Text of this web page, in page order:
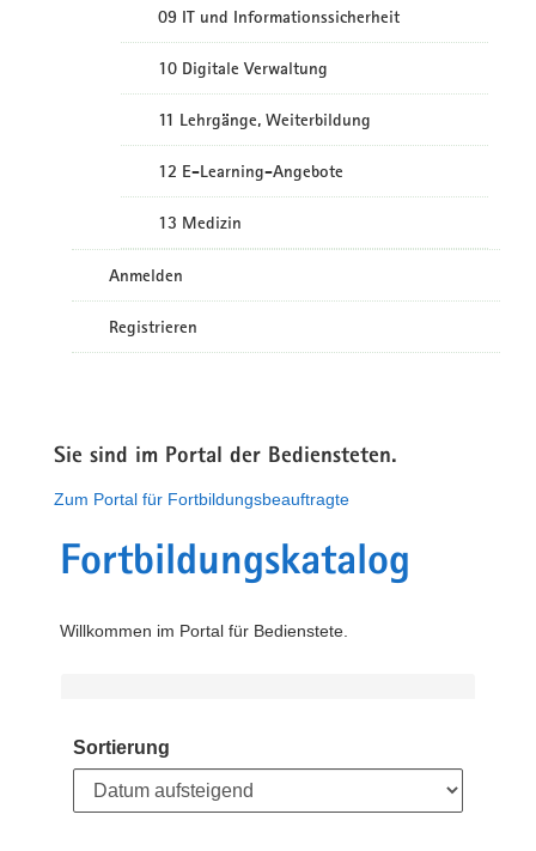
09 IT und Informationssicherheit
10 Digitale Verwaltung
11 Lehrgänge, Weiterbildung
12 E-Learning-Angebote
13 Medizin
Anmelden
Registrieren
Sie sind im Portal der Bediensteten.
Zum Portal für Fortbildungsbeauftragte
Fortbildungskatalog
Willkommen im Portal für Bedienstete.
Sortierung